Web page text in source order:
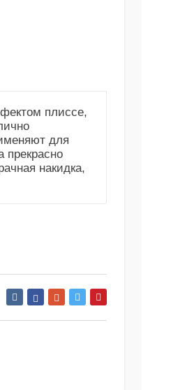
плиссе,
для
прекрасно
накидка,